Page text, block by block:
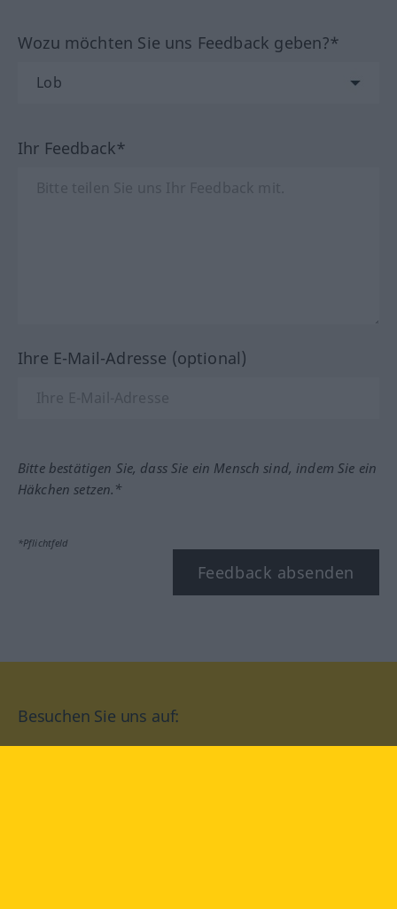
Wozu möchten Sie uns Feedback geben?*
Ihr Feedback*
Ihre E-Mail-Adresse (optional)
Bitte bestätigen Sie, dass Sie ein Mensch sind, indem Sie ein
Häkchen setzen.*
*Pflichtfeld
Feedback absenden
Besuchen Sie uns auf: